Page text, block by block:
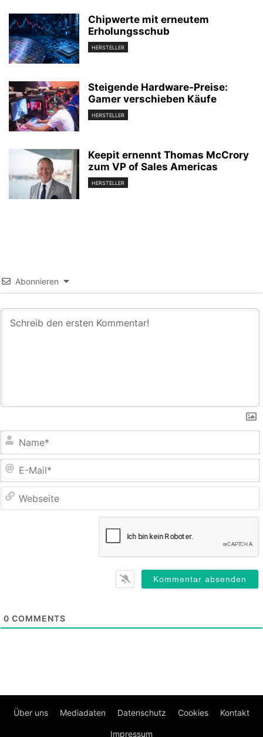
Chipwerte mit erneutem
Erholungsschub
HERSTELLER
Steigende Hardware-Preise:
Gamer verschieben Käufe
HERSTELLER
Keepit ernennt Thomas McCrory
zum VP of Sales Americas
HERSTELLER
Abonnieren
0 COMMENTS
Über uns Mediadaten Datenschutz Cookies Kontakt
Impressum